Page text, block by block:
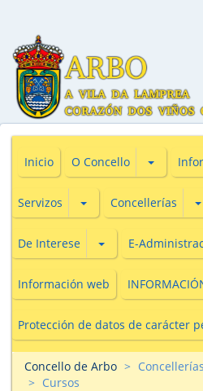
Inicio O Concello
Servizos Subsecciones de
Concellerías
De Interese Subsecciones de
E-
Información web
Protección de datos de carácter
Concello de Arbo Concellerías
Cursos